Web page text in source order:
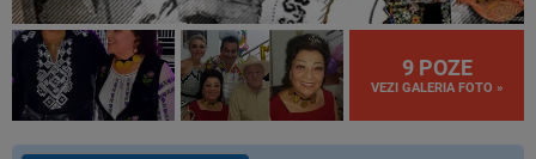
9 POZE
VEZI GALERIA FOTO »